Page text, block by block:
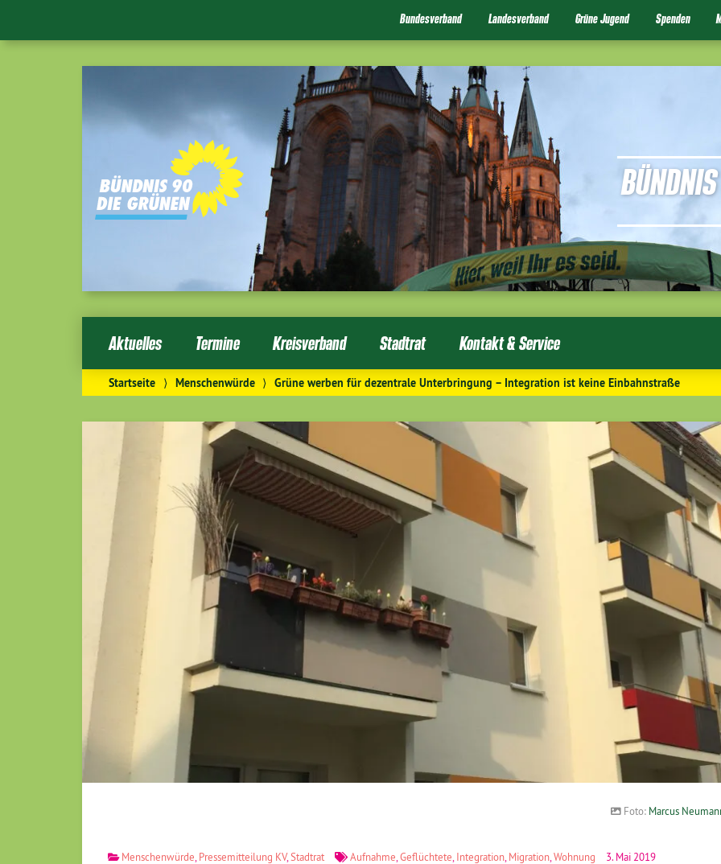
Bundesverband Landesverband Grüne Jugend Spenden
Aktuelles Termine Kreisverband Stadtrat Kontakt & Service
Startseite ⟩ Menschenwürde ⟩ Grüne werben für dezentrale Unterbringung – Integration ist keine Einbahnstraße
Foto: Marcus
Menschenwürde Pressemitteilung KV,Stadtrat Aufnahme Geflüchtete Integration Migration Wohnung 3. Mai 2019